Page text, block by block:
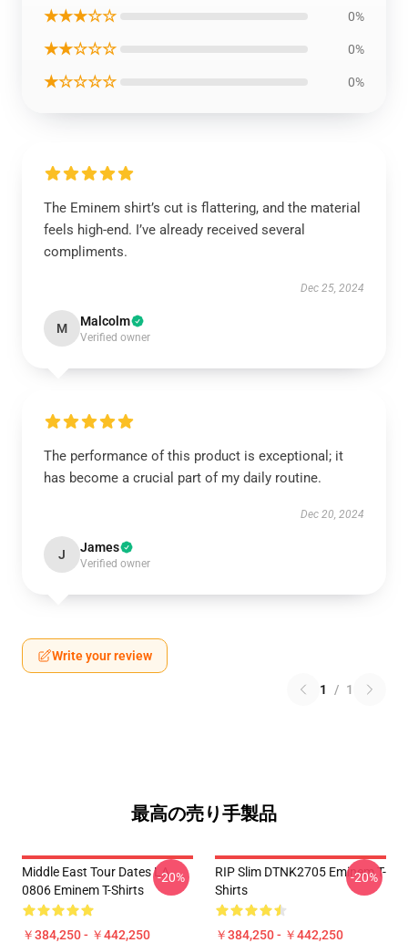
★★★☆☆ 0%
★★☆☆☆ 0%
★☆☆☆☆ 0%
The Eminem shirt’s cut is flattering, and the material
feels high-end. I’ve already received several
compliments.
Dec 25, 2024
M Malcolm
Verified owner
The performance of this product is exceptional; it
has become a crucial part of my daily routine.
Dec 20, 2024
J James
Verified owner
Write your review
1 / 1
最高の売り手製品
Middle East Tour Dates LA
0806 Eminem T-Shirts
￥384,250 - ￥442,250
-20%
RIP Slim DTNK2705 Eminem T-
Shirts
￥384,250 - ￥442,250
-20%